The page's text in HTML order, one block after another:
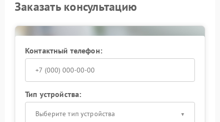
Заказать консультацию
Контактный телефон:
Тип устройства:
Выберите тип устройства